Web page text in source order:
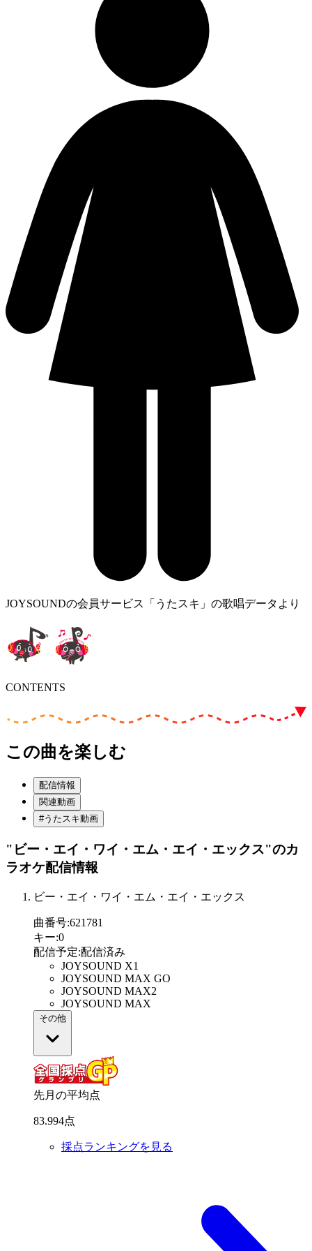
JOYSOUNDの会員サービス「うたスキ」の歌唱データより
CONTENTS
この曲を楽しむ
配信情報
関連動画
#うたスキ動画
"ビー・エイ・ワイ・エム・エイ・エックス"のカ
ラオケ配信情報
ビー・エイ・ワイ・エム・エイ・エックス
曲番号:621781
キー:0
配信予定:配信済み
JOYSOUND X1
JOYSOUND MAX GO
JOYSOUND MAX2
JOYSOUND MAX
その他
先月の平均点
83.994点
採点ランキングを見る